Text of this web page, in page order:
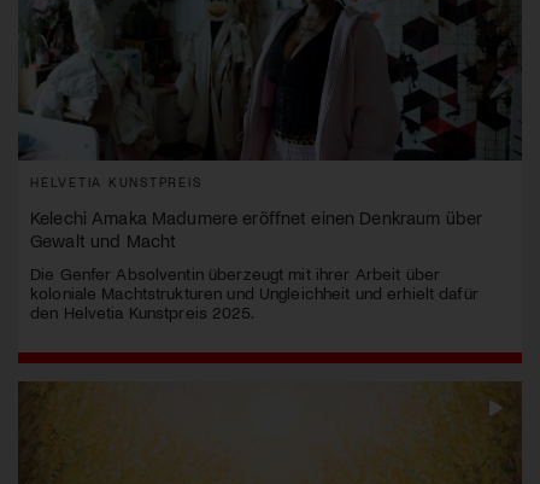
HELVETIA KUNSTPREIS
Kelechi Amaka Madumere eröffnet einen Denkraum über
Gewalt und Macht
Die Genfer Absolventin überzeugt mit ihrer Arbeit über
koloniale Machtstrukturen und Ungleichheit und erhielt dafür
den Helvetia Kunstpreis 2025.